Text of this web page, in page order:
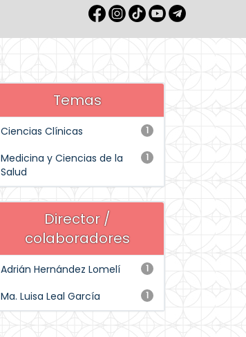
Temas
1
Ciencias Clínicas
1
Medicina y Ciencias de la
Salud
Director /
colaboradores
1
Adrián Hernández Lomelí
1
Ma. Luisa Leal García